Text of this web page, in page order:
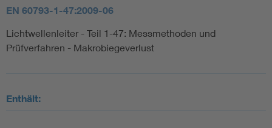
Elektrofachkraft (EFK)
EN 60793-1-47:2009-06
Lichtwellenleiter - Teil 1-47: Messmethoden und
Prüfverfahren - Makrobiegeverlust
Enthält: